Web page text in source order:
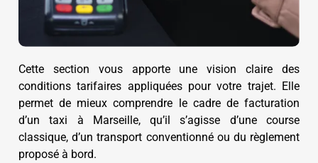
Cette section vous apporte une vision claire des
conditions tarifaires appliquées pour votre trajet. Elle
permet de mieux comprendre le cadre de facturation
d’un taxi à Marseille, qu’il s’agisse d’une course
classique, d’un transport conventionné ou du règlement
proposé à bord.